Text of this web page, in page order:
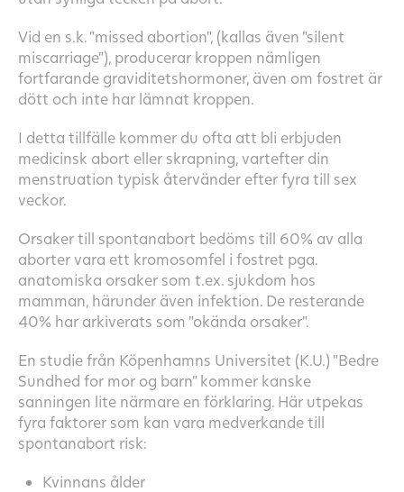
Vid en s.k. ”missed abortion”, (kallas även ”silent
miscarriage”), producerar kroppen nämligen
fortfarande graviditetshormoner, även om fostret är
dött och inte har lämnat kroppen.
I detta tillfälle kommer du ofta att bli erbjuden
medicinsk abort eller skrapning, vartefter din
menstruation typisk återvänder efter fyra till sex
veckor.
Orsaker till spontanabort bedöms till 60% av alla
aborter vara ett kromosomfel i fostret pga.
anatomiska orsaker som t.ex. sjukdom hos
mamman, härunder även infektion. De resterande
40% har arkiverats som ”okända orsaker”.
En studie från Köpenhamns Universitet (K.U.) ”Bedre
Sundhed for mor og barn” kommer kanske
sanningen lite närmare en förklaring. Här utpekas
fyra faktorer som kan vara medverkande till
spontanabort risk:
Kvinnans ålder